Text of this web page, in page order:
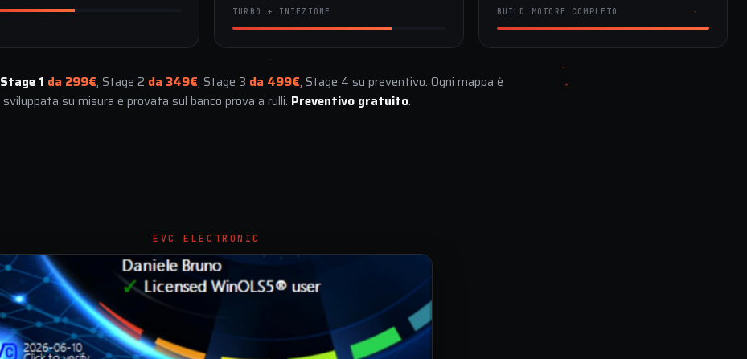
TURBO + INIEZIONE BUILD MOTORE COMPLETO
Stage 1 da 299€, Stage 2 da 349€, Stage 3 da 499€, Stage 4 su preventivo. Ogni mappa è
sviluppata su misura e provata sul banco prova a rulli. Preventivo gratuito.
EVC ELECTRONIC